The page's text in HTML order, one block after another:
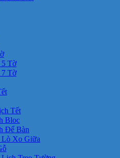
Tờ
Tờ
Tết
Bloc
Để Bàn
Xo Giữa